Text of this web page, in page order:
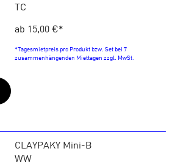
TC
ab 15,00 €*
*Tagesmietpreis pro Produkt bzw. Set bei 7
zusammenhängenden Miettagen zzgl. MwSt.
CLAYPAKY Mini-B
WW